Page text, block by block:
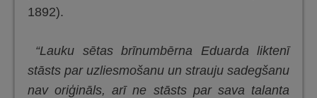
1892).
“Lauku sētas brīnumbērna Eduarda liktenī
stāsts par uzliesmošanu un strauju sadegšanu
nav oriģināls, arī ne stāsts par sava talanta